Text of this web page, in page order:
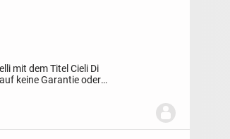
mit dem Titel Cieli Di
keine Garantie oder